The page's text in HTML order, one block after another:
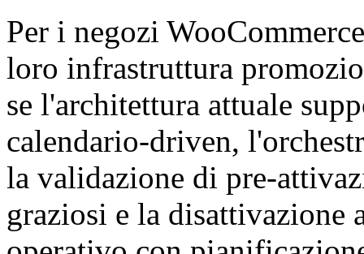
Per i negozi
loro infrastruttura
se l'architettura attuale
calendario-driven,
la validazione di pre-
graziosi e la disattivazione